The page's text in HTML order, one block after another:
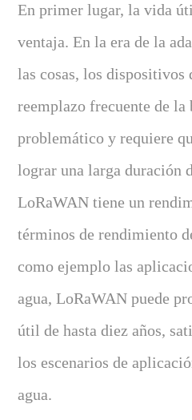
En primer lugar, la vida
ventaja. En la era de la
las cosas, los dispositivos
reemplazo frecuente de la
problemático y requiere
lograr una larga duración
LoRaWAN tiene un
términos de rendimiento
como ejemplo las
agua, LoRaWAN puede
útil de hasta diez años,
los escenarios de
agua.